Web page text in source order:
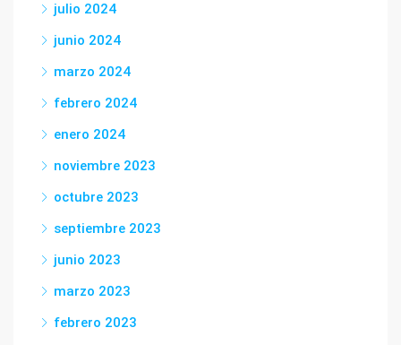
julio 2024
junio 2024
marzo 2024
febrero 2024
enero 2024
noviembre 2023
octubre 2023
septiembre 2023
junio 2023
marzo 2023
febrero 2023